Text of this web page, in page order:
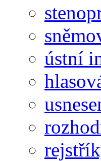
ústní